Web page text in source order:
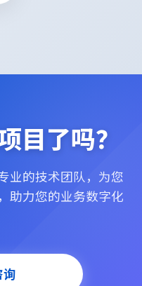
目了吗？
业的技术团队，为您
助力您的业务数字化
询